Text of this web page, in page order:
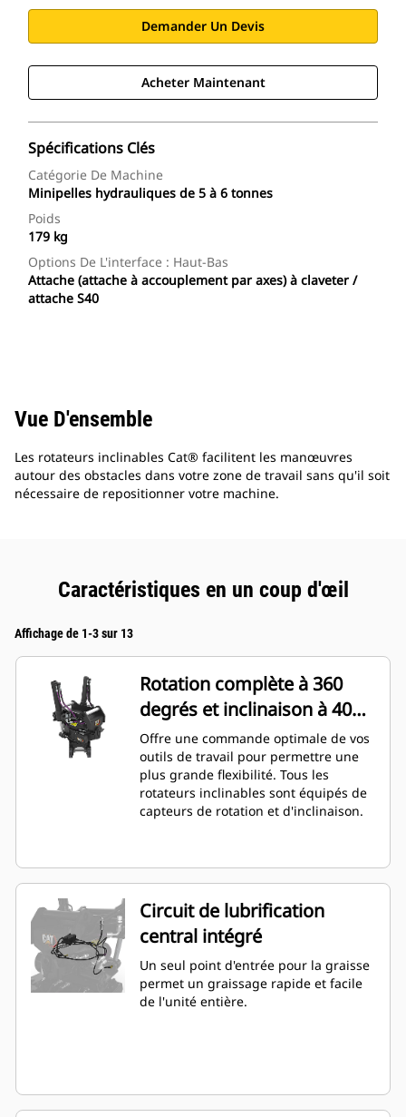
Demander Un Devis
Acheter Maintenant
Spécifications Clés
Catégorie De Machine
Minipelles hydrauliques de 5 à 6 tonnes
Poids
179 kg
Options De L'interface : Haut-Bas
Attache (attache à accouplement par axes) à claveter /
attache S40
Vue D'ensemble
Les rotateurs inclinables Cat® facilitent les manœuvres
autour des obstacles dans votre zone de travail sans qu'il soit
nécessaire de repositionner votre machine.
Caractéristiques en un coup d'œil
Affichage de 1-3 sur 13
Rotation complète à 360
degrés et inclinaison à 40
degrés
Offre une commande optimale de vos
outils de travail pour permettre une
plus grande flexibilité. Tous les
rotateurs inclinables sont équipés de
capteurs de rotation et d'inclinaison.
Circuit de lubrification
central intégré
Un seul point d'entrée pour la graisse
permet un graissage rapide et facile
de l'unité entière.